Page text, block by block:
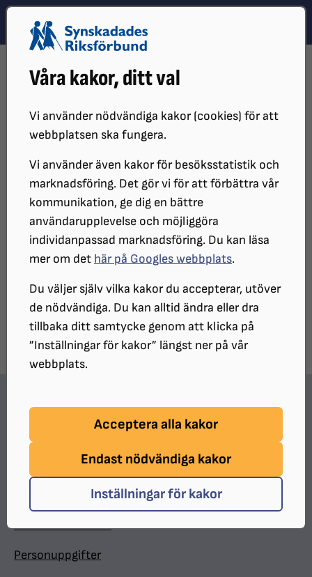
Våra kakor, ditt val
Vi använder nödvändiga kakor (cookies) för att
webbplatsen ska fungera.
Vi använder även kakor för besöksstatistik och
marknadsföring. Det gör vi för att förbättra vår
kommunikation, ge dig en bättre
användarupplevelse och möjliggöra
individanpassad marknadsföring. Du kan läsa
mer om det här på Googles webbplats.
Du väljer själv vilka kakor du accepterar, utöver
de nödvändiga. Du kan alltid ändra eller dra
tillbaka ditt samtycke genom att klicka på
”Inställningar för kakor” längst ner på vår
webbplats.
Acceptera alla kakor
Endast nödvändiga kakor
Inställningar för kakor
Hoppa till innehåll
Hoppa till hitta snabbt
DISTRIKT
SRF KALMAR LÄN
LOKALFÖRENINGAR
SRF Vimmerby
Välkommen till vår lokalförening. Vi vill gärna bli fler
och tycker alltid att det är roligt med nya
medlemmar. Våra föreningar är självständiga juridiska
personer.
Denna förening är vilande.
Hitta snabbt
In English
Medlemsförmåner
Personuppgifter